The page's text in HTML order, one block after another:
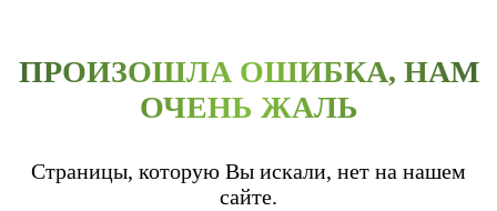
ПРОИЗОШЛА ОШИБКА, НАМ
ОЧЕНЬ ЖАЛЬ
Страницы, которую Вы искали, нет на нашем
сайте.